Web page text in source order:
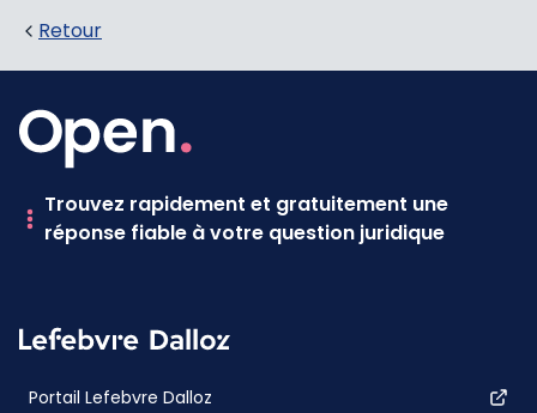
Retour
Trouvez rapidement et gratuitement une
réponse fiable à votre question juridique
Portail Lefebvre Dalloz